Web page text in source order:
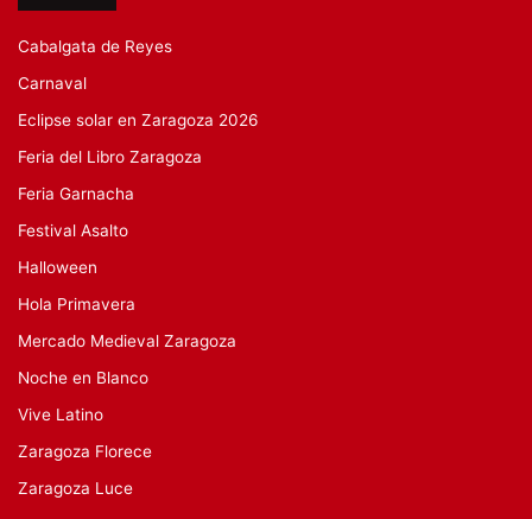
Cabalgata de Reyes
Carnaval
Eclipse solar en Zaragoza 2026
Feria del Libro Zaragoza
Feria Garnacha
Festival Asalto
Halloween
Hola Primavera
Mercado Medieval Zaragoza
Noche en Blanco
Vive Latino
Zaragoza Florece
Zaragoza Luce